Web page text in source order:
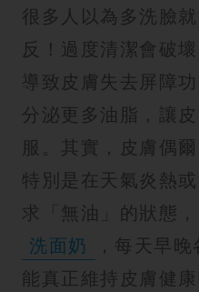
很多人以為多洗臉
反！過度清潔會破
導致皮膚失去屏障
分泌更多油脂，讓
服。其實，皮膚偶
特別是在天氣炎熱
求「無油」的狀態
洗面奶
，每天早
能真正維持皮膚健康